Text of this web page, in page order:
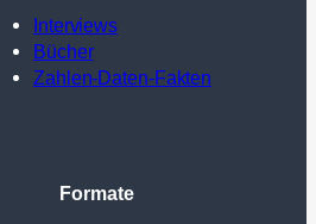
Interviews
Bücher
Zahlen-Daten-Fakten
Formate